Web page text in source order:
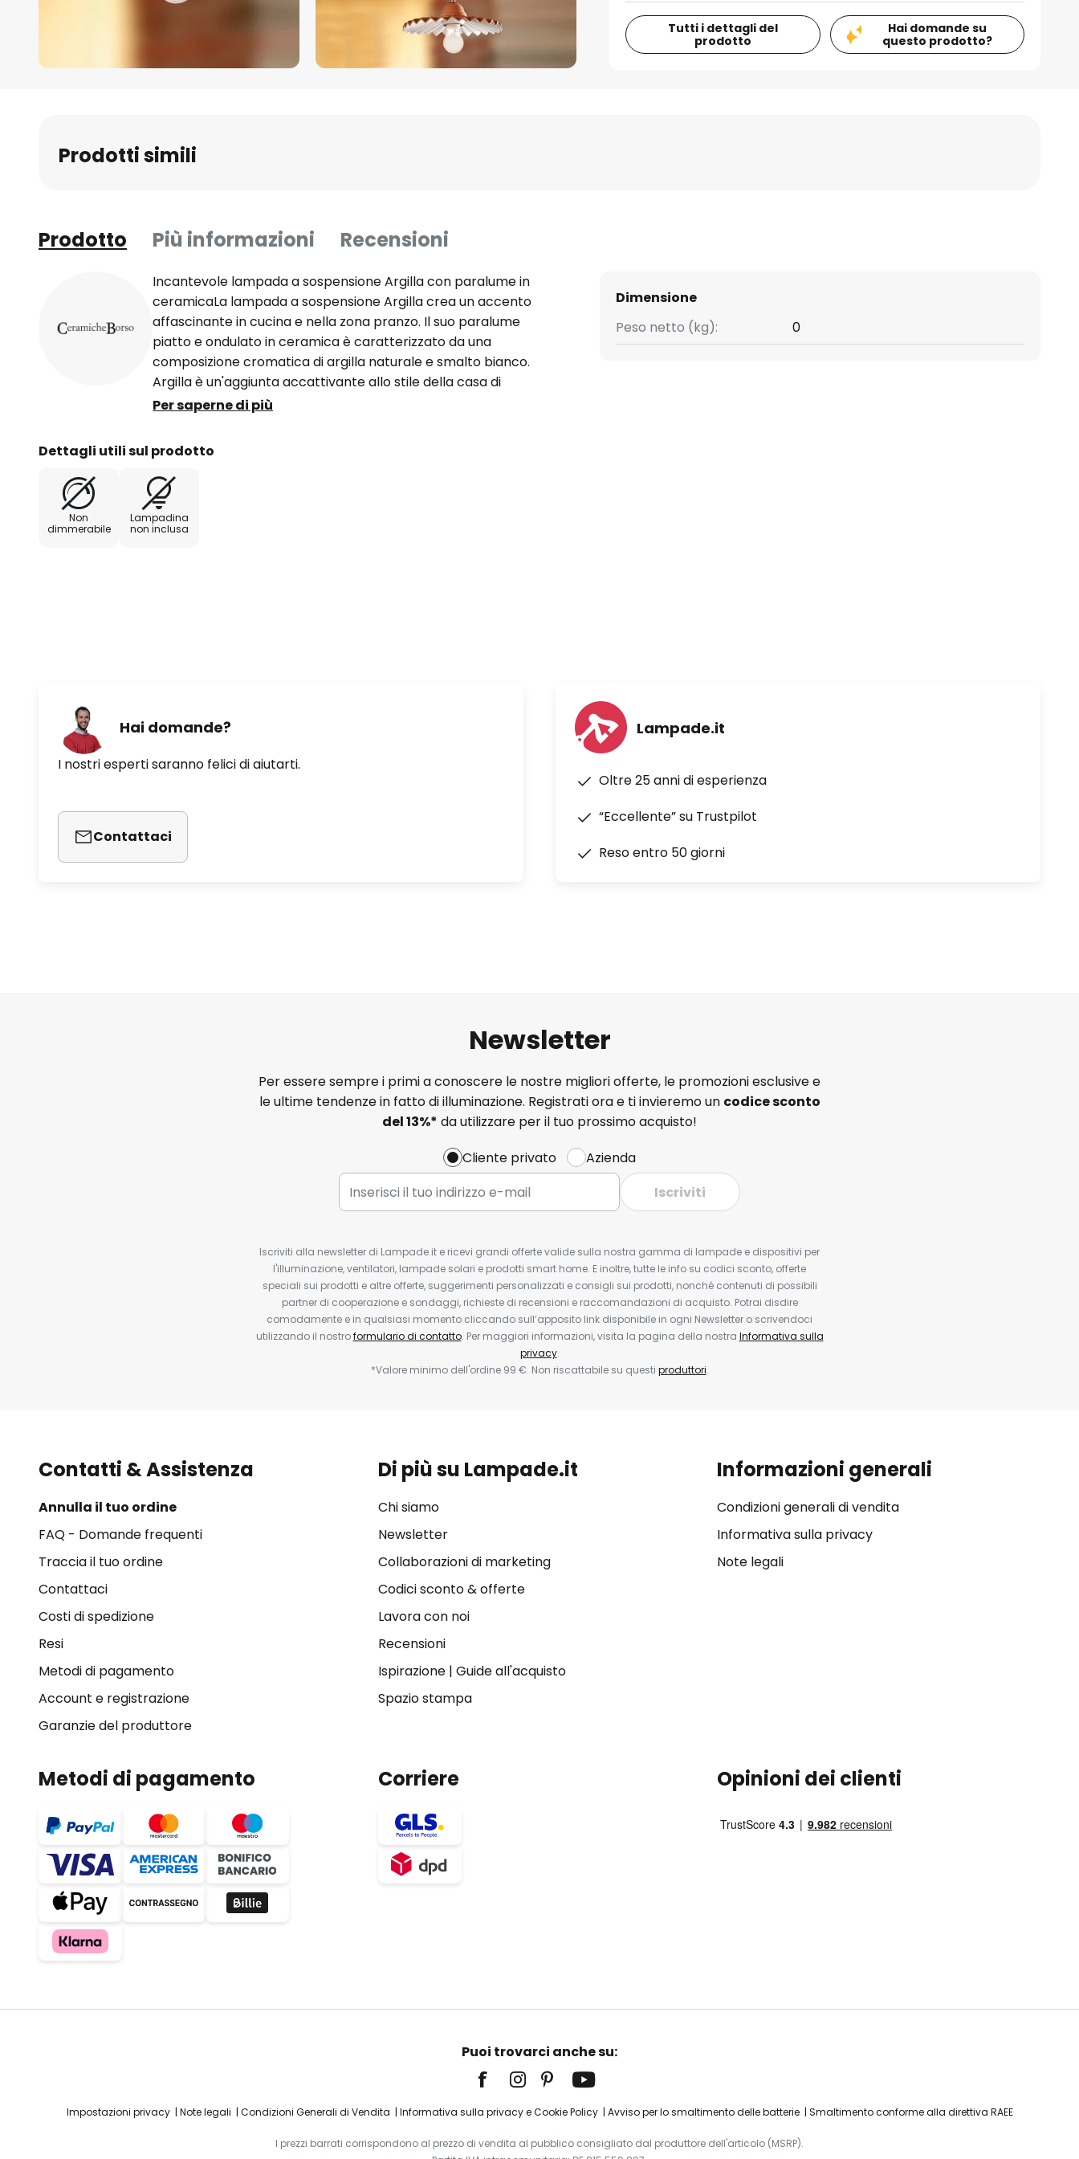
Tutti i dettagli del
prodotto
Hai domande su
questo prodotto?
Prodotti simili
Prodotto Più informazioni Recensioni
Incantevole lampada a sospensione Argilla con paralume in
ceramicaLa lampada a sospensione Argilla crea un accento
affascinante in cucina e nella zona pranzo. Il suo paralume
piatto e ondulato in ceramica è caratterizzato da una
composizione cromatica di argilla naturale e smalto bianco.
Argilla è un'aggiunta accattivante allo stile della casa di
campagna e può illuminare molto bene i tavoli.
Per saperne di più
Dettagli utili sul prodotto
Non
dimmerabile
Lampadina
non inclusa
Dimensione
Peso netto (kg):
0
Hai domande?
I nostri esperti saranno felici di aiutarti.
Contattaci
Lampade.it
Oltre 25 anni di esperienza
“Eccellente” su Trustpilot
Reso entro 50 giorni
Newsletter
Per essere sempre i primi a conoscere le nostre migliori offerte, le promozioni esclusive e
le ultime tendenze in fatto di illuminazione. Registrati ora e ti invieremo un codice sconto
del13%* da utilizzare per il tuo prossimo acquisto!
Cliente privato
Azienda
Iscriviti
Iscriviti alla newsletter di Lampade.it e ricevi grandi offerte valide sulla nostra gamma di lampade e dispositivi per
l'illuminazione, ventilatori, lampade solari e prodotti smart home. E inoltre, tutte le info su codici sconto, offerte
speciali sui prodotti e altre offerte, suggerimenti personalizzati e consigli sui prodotti, nonché contenuti di possibili
partner di cooperazione e sondaggi, richieste di recensioni e raccomandazioni di acquisto. Potrai disdire
comodamente e in qualsiasi momento cliccando sull’apposito link disponibile in ogni Newsletter o scrivendoci
utilizzando il nostroformulario di contatto. Per maggiori informazioni, visita la pagina della nostra Informativa sulla
privacy.
*Valore minimo dell'ordine 99 €. Non riscattabile su questi produttori.
Contatti & Assistenza
Annulla il tuo ordine
FAQ - Domande frequenti
Traccia il tuo ordine
Contattaci
Costi di spedizione
Resi
Metodi di pagamento
Account e registrazione
Garanzie del produttore
Di più su Lampade.it
Chi siamo
Newsletter
Collaborazioni di marketing
Codici sconto & offerte
Lavora con noi
Recensioni
Ispirazione| Guide all'acquisto
Spazio stampa
Informazioni generali
Condizioni generali di vendita
Informativa sulla privacy
Note legali
Metodi di pagamento Corriere Opinioni dei clienti
Puoi trovarci anche su:
Impostazioni privacy Note legali Condizioni Generali di Vendita Informativa sulla privacy e Cookie Policy Avviso per lo smaltimento delle batterie Smaltimento conforme alla direttiva RAEE
I prezzi barrati corrispondono al prezzo di vendita al pubblico consigliato dal produttore dell'articolo (MSRP).